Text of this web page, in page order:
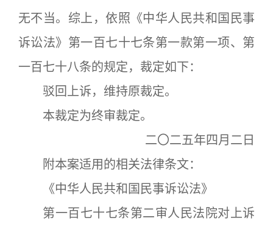
无不当。综上，依照《中华人民共和国民事
诉讼法》第一百七十七条第一款第一项、第
一百七十八条的规定，裁定如下：
驳回上诉，维持原裁定。
本裁定为终审裁定。
二〇二五年四月二日
附本案适用的相关法律条文：
《中华人民共和国民事诉讼法》
第一百七十七条第二审人民法院对上诉